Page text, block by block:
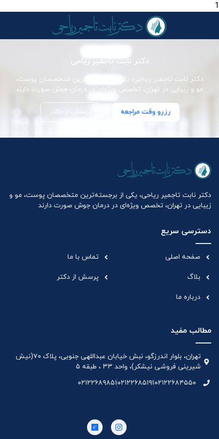
1
دکتر نابت تاجمیر ریاحی
دکتر نابت تاجمیر ریاحی، یکی از برجسته‌ترین متخصصان پوست،
مو و زیبایی در تهران، تخصص ویژه‌ای در درمان جوش صورت دارند
رزرو وقت مراجعه پرسش از دکتر
دکتر نابت تاجمیر ریاحی، یکی از برجسته‌ترین متخصصان پوست، مو و
زیبایی در تهران، تخصص ویژه‌ای در درمان جوش صورت دارند
دسترسی سریع
صفحه اصلی
بلاگ
درباره ما
تماس با ما
پرسش از دکتر
مطالب مفید
تهران، بلوار اندرزگو، نبش خیابان عبداللهی جنوبی، پلاک ۷۰(نیش
شیرینی فروشی نیشکر)، واحد ۳۳ ، طبقه ۵
۰۲۱۲۲۶۸۴۵۵۰۰۲۱۲۲۶۸۵۱۹۱۰۲۱۲۲۶۸۹۸۵۱